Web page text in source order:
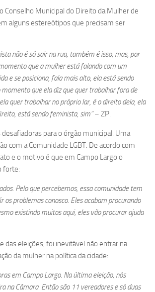
Conselho Municipal do Direito da Mulher de
alguns estereótipos que precisam ser
não é só sair na rua, também é isso, mas, por
que a mulher está falando com um
e se posiciona, fala mais alto, ela está sendo
que ela diz que quer trabalhar fora de
quer trabalhar no próprio lar, é o direito dela, ela
está sendo feminista, sim”– ZP.
para o órgão municipal. Uma
com a Comunidade LGBT. De acordo com
e o motivo é que em Campo Largo o
forte:
Pelo que percebemos, essa comunidade tem
os problemas conosco. Eles acabam procurando
existindo muitos aqui, eles vão procurar ajuda
das eleições, foi inevitável não entrar na
da mulher na política da cidade:
em Campo Largo. Na última eleição, nós
na Câmara. Então são 11 vereadores e só duas